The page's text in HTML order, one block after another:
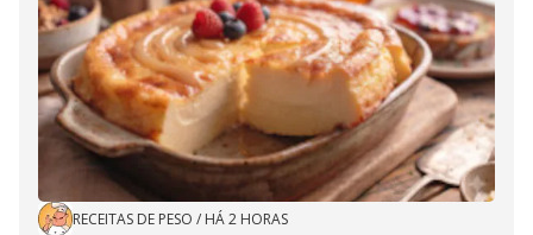
RECEITAS DE PESO / HÁ 2 HORAS